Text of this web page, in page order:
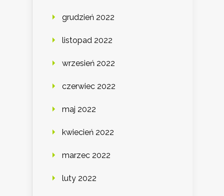
grudzień 2022
listopad 2022
wrzesień 2022
czerwiec 2022
maj 2022
kwiecień 2022
marzec 2022
luty 2022